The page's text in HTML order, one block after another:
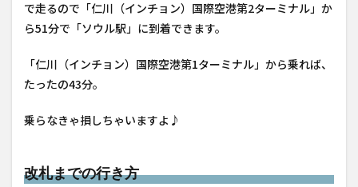
で走るので「仁川（インチョン）国際空港第2ターミナル」か
ら51分で「ソウル駅」に到着できます。
「仁川（インチョン）国際空港第1ターミナル」から乗れば、
たったの43分。
乗らなきゃ損しちゃいますよ♪
改札までの行き方